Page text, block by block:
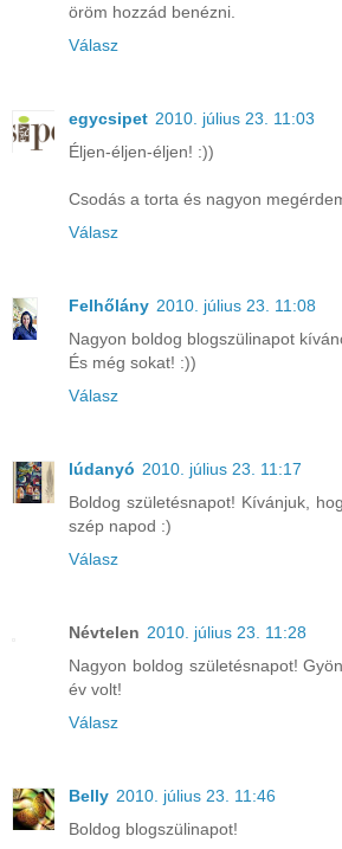
öröm hozzád benézni.
Válasz
egycsipet 2010. július 23. 11:03
Éljen-éljen-éljen! :))
Csodás a torta és nagyon
Válasz
Felhőlány 2010. július 23. 11:08
Nagyon boldog blogszülinapot
És még sokat! :))
Válasz
lúdanyó 2010. július 23. 11:17
Boldog születésnapot! Kívánjuk,
szép napod :)
Válasz
Névtelen 2010. július 23. 11:28
Nagyon boldog születésnapot!
év volt!
Válasz
Belly 2010. július 23. 11:46
Boldog blogszülinapot!